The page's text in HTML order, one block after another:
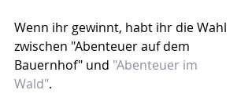
Wenn ihr gewinnt, habt ihr die Wahl
zwischen "Abenteuer auf dem
Bauernhof" und "Abenteuer im
Wald".